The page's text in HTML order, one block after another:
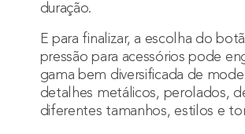
duração.
E para finalizar, a escolha do
pressão para acessórios pode
gama bem diversificada de
detalhes metálicos, perolados,
diferentes tamanhos, estilos e